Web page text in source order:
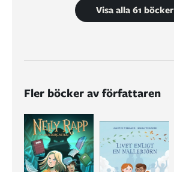
Visa alla 61 böcker
Fler böcker av författaren